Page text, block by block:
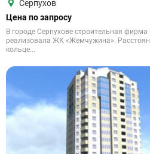
Серпухов
Цена по запросу
В городе Серпухове строительная
реализовала ЖК «Жемчужина».
кольце...